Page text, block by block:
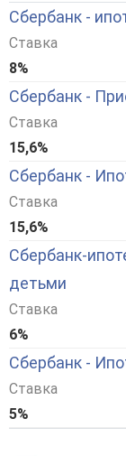
Сбербанк -
Ставка
8%
Сбербанк -
Ставка
15,6%
Сбербанк -
Ставка
15,6%
Сбербанк-
детьми
Ставка
6%
Сбербанк -
Ставка
5%